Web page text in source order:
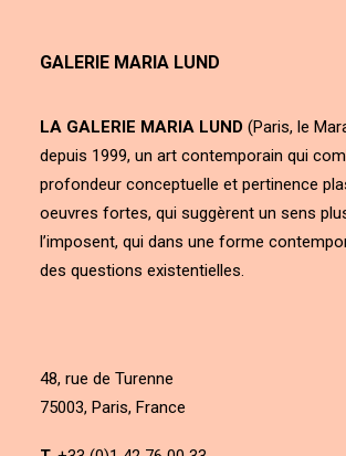
GALERIE MARIA LUND
LA GALERIE MARIA LUND (Paris, le
depuis 1999, un art contemporain qui
profondeur conceptuelle et pertinence
oeuvres fortes, qui suggèrent un sens
l’imposent, qui dans une forme
des questions existentielles.
48, rue de Turenne
75003, Paris, France